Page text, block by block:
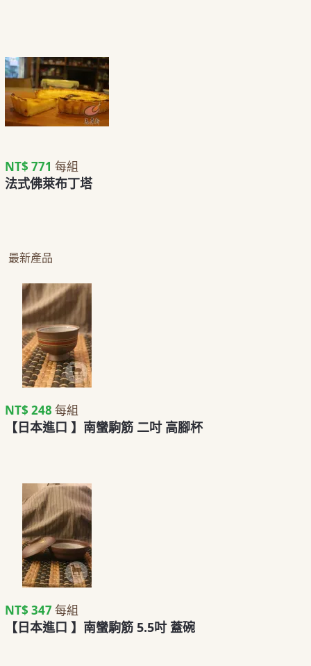
NT$ 771 每組
法式佛萊布丁塔
最新產品
NT$ 248 每組
【日本進口 】南蠻駒筋 二吋 高腳杯
NT$ 347每組
【日本進口 】南蠻駒筋 5.5吋 蓋碗